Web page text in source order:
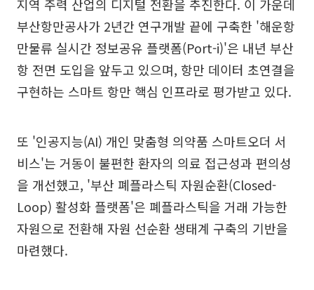
지역 주력 산업의 디지털 전환을 추진한다. 이 가운데
부산항만공사가 2년간 연구개발 끝에 구축한 '해운항
만물류 실시간 정보공유 플랫폼(Port-i)'은 내년 부산
항 전면 도입을 앞두고 있으며, 항만 데이터 초연결을
구현하는 스마트 항만 핵심 인프라로 평가받고 있다.
또 '인공지능(AI) 개인 맞춤형 의약품 스마트오더 서
비스'는 거동이 불편한 환자의 의료 접근성과 편의성
을 개선했고, '부산 폐플라스틱 자원순환(Closed-
Loop) 활성화 플랫폼'은 폐플라스틱을 거래 가능한
자원으로 전환해 자원 선순환 생태계 구축의 기반을
마련했다.